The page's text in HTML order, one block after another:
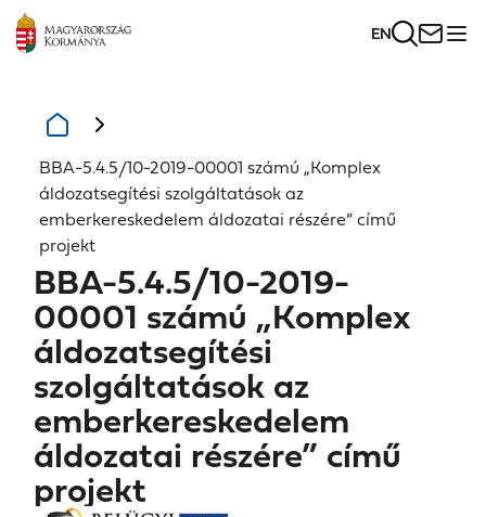
EN
BBA-5.4.5/10-2019-00001 számú „Komplex
áldozatsegítési szolgáltatások az
emberkereskedelem áldozatai részére” című
projekt
BBA-5.4.5/10-2019-
00001 számú „Komplex
áldozatsegítési
szolgáltatások az
emberkereskedelem
áldozatai részére” című
projekt